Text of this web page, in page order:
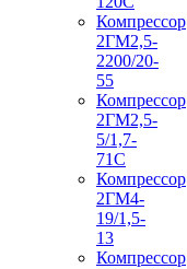
Компрессор
2ГМ2,5-
2200/20-
55
Компрессор
2ГМ2,5-
5/1,7-
71С
Компрессор
2ГМ4-
19/1,5-
13
Компрессор